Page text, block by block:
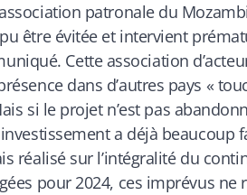
patronale du
être évitée et intervient
Cette association
dans d’autres pays «
si le projet n’est pas
a déjà
réalisé sur l’intégralité du
pour 2024, ces imprévus